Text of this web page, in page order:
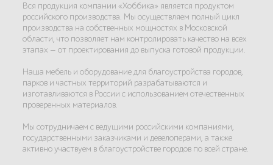
Вся продукция компании «Хоббика» является продуктом
российского производства. Мы осуществляем полный цикл
производства на собственных мощностях в Московской
области, что позволяет нам контролировать качество на всех
этапах — от проектирования до выпуска готовой продукции.
Наша мебель и оборудование для благоустройства городов,
парков и частных территорий разрабатываются и
изготавливаются в России с использованием отечественных
проверенных материалов.
Мы сотрудничаем с ведущими российскими компаниями,
государственными заказчиками и девелоперами, а также
активно участвуем в благоустройстве городов по всей стране.